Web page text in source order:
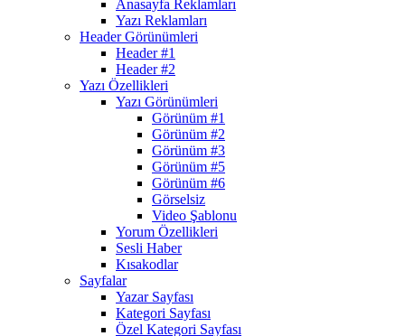
Anasayfa Reklamları
Yazı Reklamları
Header Görünümleri
Header #1
Header #2
Yazı Özellikleri
Yazı Görünümleri
Görünüm #1
Görünüm #2
Görünüm #3
Görünüm #5
Görünüm #6
Görselsiz
Video Şablonu
Yorum Özellikleri
Sesli Haber
Kısakodlar
Sayfalar
Yazar Sayfası
Kategori Sayfası
Özel Kategori Sayfası